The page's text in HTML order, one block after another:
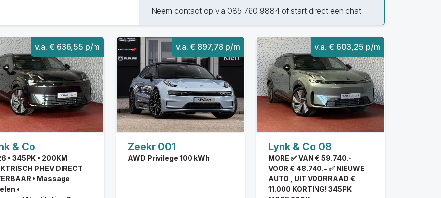
Neem contact op via 085 760 9884 of start direct een chat.
v.a. € 636,55 p/m
& Co
• 345PK • 200KM
PHEV DIRECT
• Massage
•
v.a. € 897,78 p/m
Zeekr 001
AWD Privilege 100 kWh
v.a. € 603,25 p/m
Lynk & Co 08
MORE ✅ VAN € 59.740.-
VOOR € 48.740.- ✅ NIEUWE
AUTO , UIT VOORRAAD €
11.000 KORTING! 345PK